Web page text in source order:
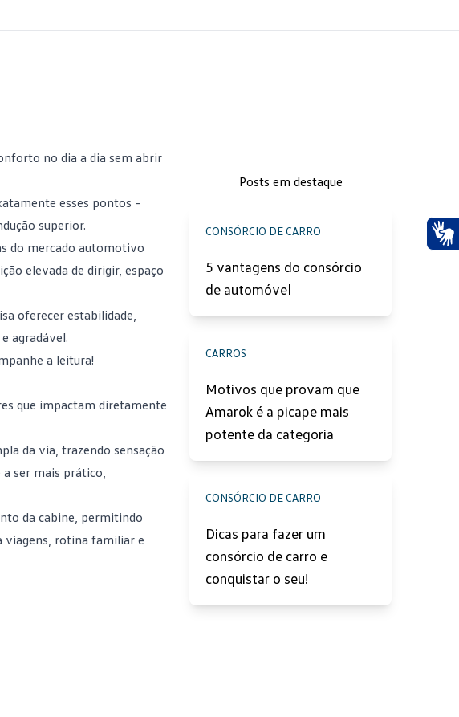
no dia a dia sem abrir
esses pontos –
superior.
do mercado automotivo
elevada de dirigir, espaço
oferecer estabilidade,
agradável.
a leitura!
que impactam diretamente
da via, trazendo sensação
ser mais prático,
da cabine, permitindo
viagens, rotina familiar e
Posts em destaque
CONSÓRCIO DE CARRO
5 vantagens do consórcio
de automóvel
CARROS
Motivos que provam que
Amarok é a picape mais
potente da categoria
CONSÓRCIO DE CARRO
Dicas para fazer um
consórcio de carro e
conquistar o seu!